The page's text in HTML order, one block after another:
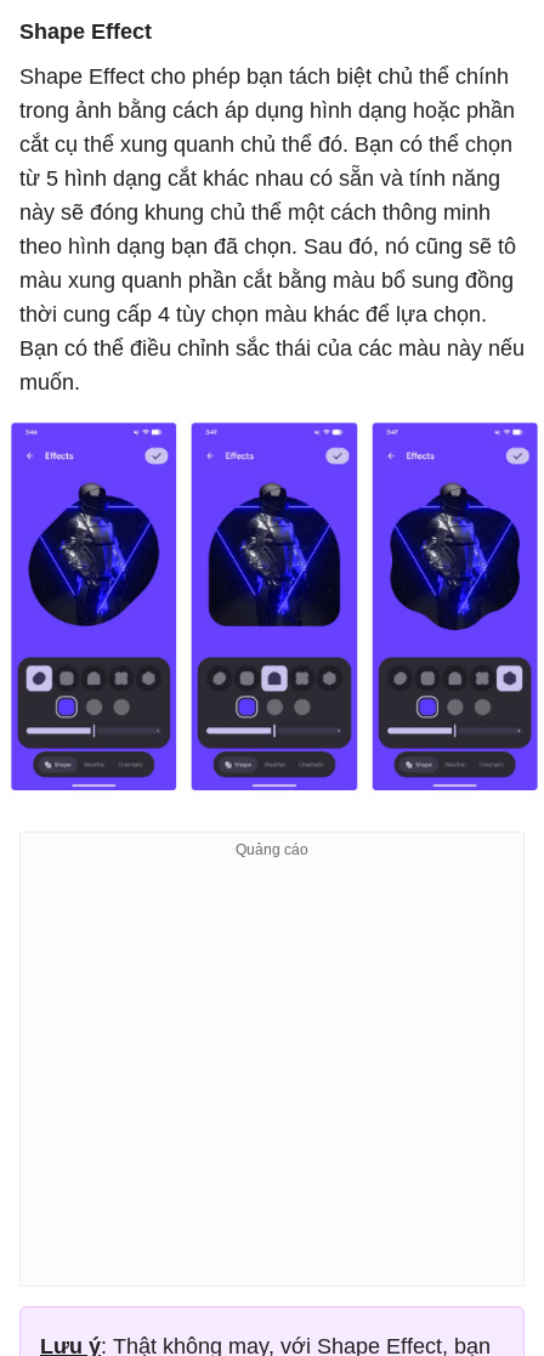
Shape Effect
Shape Effect cho phép bạn tách biệt chủ thể chính
trong ảnh bằng cách áp dụng hình dạng hoặc phần
cắt cụ thể xung quanh chủ thể đó. Bạn có thể chọn
từ 5 hình dạng cắt khác nhau có sẵn và tính năng
này sẽ đóng khung chủ thể một cách thông minh
theo hình dạng bạn đã chọn. Sau đó, nó cũng sẽ tô
màu xung quanh phần cắt bằng màu bổ sung đồng
thời cung cấp 4 tùy chọn màu khác để lựa chọn.
Bạn có thể điều chỉnh sắc thái của các màu này nếu
muốn.
Lưu ý: Thật không may, với Shape Effect, bạn